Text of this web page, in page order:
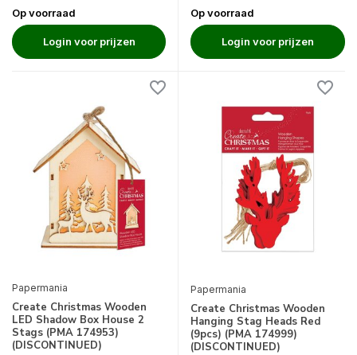
Op voorraad
Login voor prijzen
Op voorraad
Login voor prijzen
Papermania
Create Christmas Wooden
LED Shadow Box House 2
Stags (PMA 174953)
(DISCONTINUED)
Papermania
Create Christmas Wooden
Hanging Stag Heads Red
(9pcs) (PMA 174999)
(DISCONTINUED)